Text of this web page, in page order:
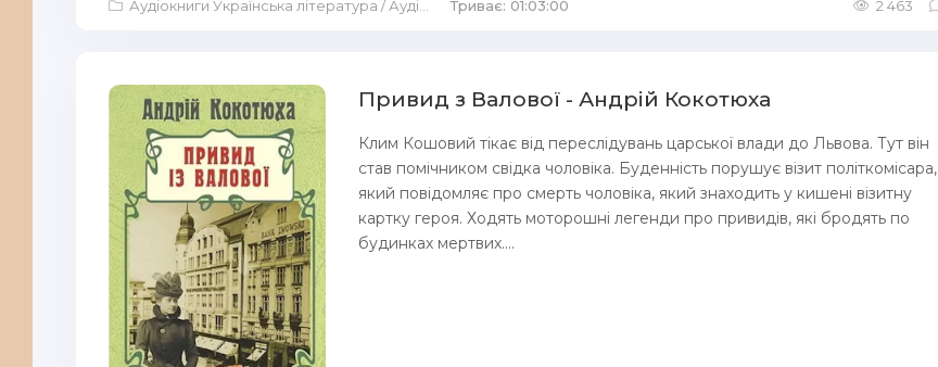
Аудіокниги Українська література /Аудіокниги Аудіо-вистави Триває: 01:03:00 2 463
Привид з Валової - Андрій Кокотюха
Клим Кошовий тікає від переслідувань царської влади до Львова. Тут він
став помічником свідка чоловіка. Буденність порушує візит політкомісара,
який повідомляє про смерть чоловіка, який знаходить у кишені візитну
картку героя. Ходять моторошні легенди про привидів, які бродять по
будинках мертвих....